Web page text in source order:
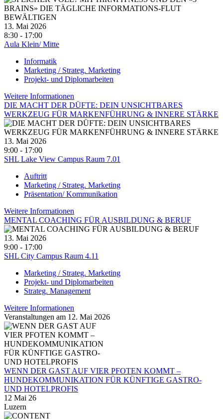
13. Mai 2026
8:30 - 17:00
Aula Klein/ Mitte
Informatik
Marketing / Strateg. Marketing
Projekt- und Diplomarbeiten
Weitere Informationen
DIE MACHT DER DÜFTE: DEIN UNSICHTBARES
WERKZEUG FÜR MARKENFÜHRUNG & INNERE STÄRKE
13. Mai 2026
9:00 - 17:00
SHL Lake View Campus Raum 7.01
Auftritt
Marketing / Strateg. Marketing
Präsentation/ Kommunikation
Weitere Informationen
MENTAL COACHING FÜR AUSBILDUNG & BERUF
13. Mai 2026
9:00 - 17:00
SHL City Campus Raum 4.11
Marketing / Strateg. Marketing
Projekt- und Diplomarbeiten
Strateg. Management
Weitere Informationen
Veranstaltungen am 12. Mai 2026
WENN DER GAST AUF VIER PFOTEN KOMMT –
HUNDEKOMMUNIKATION FÜR KÜNFTIGE GASTRO-
UND HOTELPROFIS
12 Mai 26
Luzern